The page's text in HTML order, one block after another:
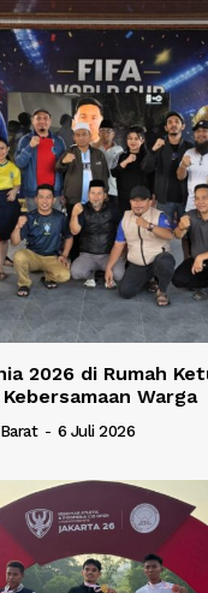
2026 di Rumah
Warga
- 6 Juli 2026